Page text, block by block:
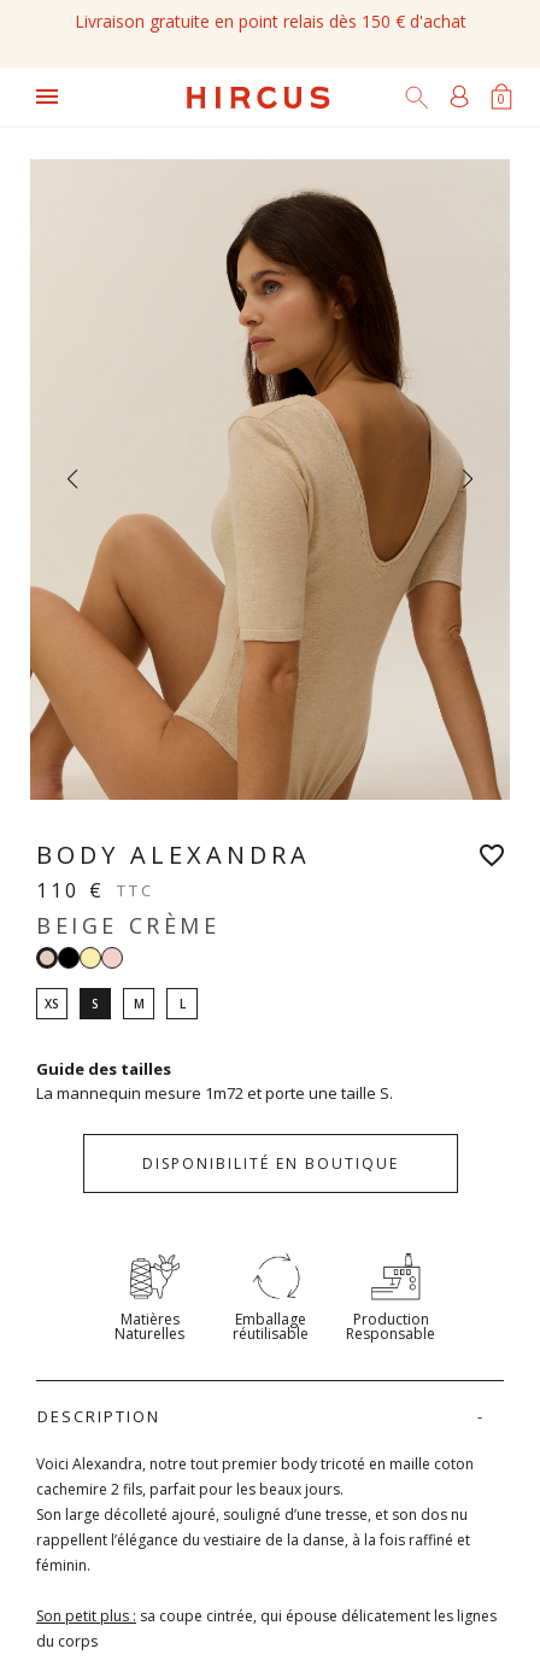
Livraison gratuite en point relais dès 150 € d'achat
0
BODY ALEXANDRA
110 € TTC
BEIGE CRÈME
Beige
crème
NoirJaune
vanille
pastel
XS S M L
Guide des tailles
La mannequin mesure 1m72 et porte une taille S.
DISPONIBILITÉ EN BOUTIQUE
favorite_border
Matières
Naturelles
Emballage
réutilisable
Production
Responsable
DESCRIPTION
Voici Alexandra, notre tout premier body tricoté en maille coton
cachemire 2 fils, parfait pour les beaux jours.
Son large décolleté ajouré, souligné d’une tresse, et son dos nu
rappellent l’élégance du vestiaire de la danse, à la fois raffiné et
féminin.
Son petit plus : sa coupe cintrée, qui épouse délicatement les lignes
du corps